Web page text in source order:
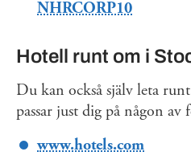
NHRCORP10
Hotell runt om i
Du kan också själv leta
passar just dig på någon av
www.hotels.com‎